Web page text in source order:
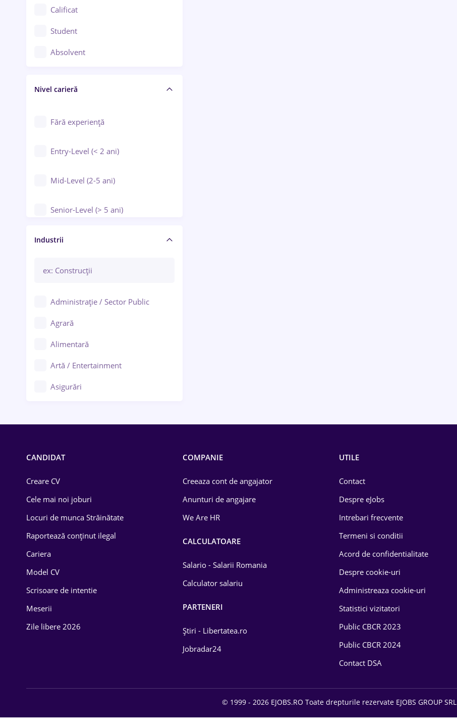
Confecții / Design vestimentar
Construcții / Instalații
Controlul calității
Educație / Training / Arte
Calificat
Student
Absolvent
Nivel carieră
Fără experiență
Entry-Level (< 2 ani)
Mid-Level (2-5 ani)
Senior-Level (> 5 ani)
Manager / Executiv
Industrii
Administrație / Sector Public
Agrară
Alimentară
Artă / Entertainment
Asigurări
Drept
Educație / Training
Energetică
Farma
CANDIDAT
Creare CV
Cele mai noi joburi
Locuri de munca Străinătate
Raportează conținut ilegal
Cariera
Model CV
Scrisoare de intentie
Meserii
Zile libere 2026
COMPANIE
Creeaza cont de angajator
Anunturi de angajare
We Are HR
CALCULATOARE
Salario - Salarii Romania
Calculator salariu
PARTENERI
Știri - Libertatea.ro
Jobradar24
UTILE
Contact
Despre eJobs
Intrebari frecvente
Termeni si conditii
Acord de confidentialitate
Despre cookie-uri
Administreaza cookie-uri
Statistici vizitatori
Public CBCR 2023
Public CBCR 2024
Contact DSA
© 1999 - 2026 EJOBS.RO Toate drepturile rezervate EJOBS GROUP SRL